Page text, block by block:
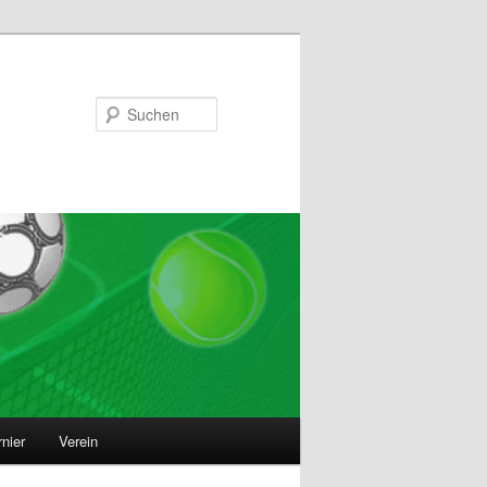
Verein